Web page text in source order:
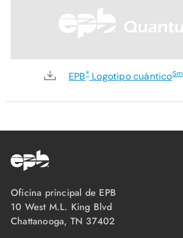
EPB®Logotipo cuánticoSm
Oficina principal de EPB
10 West M.L. King Blvd
Chattanooga, TN 37402